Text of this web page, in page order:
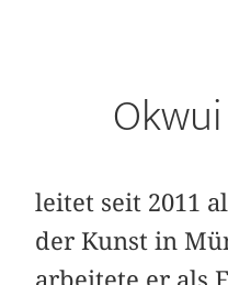
leitet seit 2011
der Kunst in